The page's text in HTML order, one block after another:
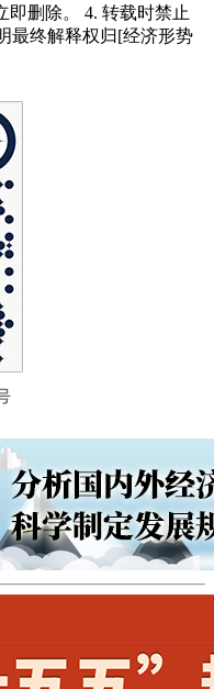
删除。 4. 转载时禁止
最终解释权归[经济形势